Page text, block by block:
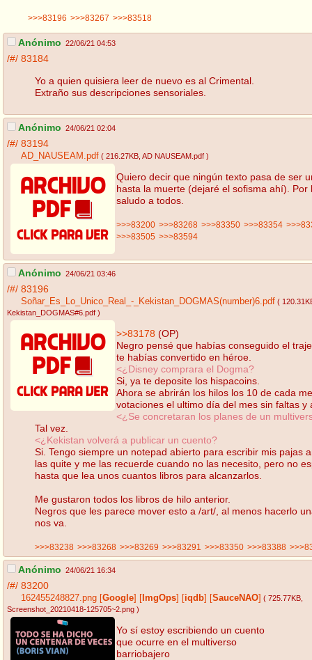
>>>83196 >>>83267 >>>83518
Anónimo 22/06/21 04:53
/#/ 83184
Yo a quien quisiera leer de nuevo es al Crimental.
Extraño sus descripciones sensoriales.
Anónimo 24/06/21 02:04
/#/ 83194
AD_NAUSEAM.pdf ( 216.27KB , AD NAUSEAM.pdf )
Quiero decir que ningún texto pasa de ser
hasta la muerte (dejaré el sofisma ahí). Por
saludo a todos.
>>>83200 >>>83268 >>>83350 >>>83354
>>>83505 >>>83594
Anónimo 24/06/21 03:46
/#/ 83196
Soñar_Es_Lo_Unico_Real_-_Kekistan_DOGMAS(number)6.pdf (
Kekistan_DOGMAS#6.pdf )
>>83178 (OP)
Negro pensé que habías conseguido el
te habías convertido en héroe.
<¿Disney comprara el Dogma?
Si, ya te deposite los hispacoins.
Ahora se abrirán los hilos los 10 de cada
votaciones el ultimo día del mes sin faltas y
<¿Se concretaran los planes de un
Tal vez.
<¿Kekistan volverá a publicar un cuento?
Si. Tengo siempre un notepad abierto para escribir mis pajas
las quite y me las recuerde cuando no las necesito, pero no
hasta que lea unos cuantos libros para alcanzarlos.
Me gustaron todos los libros de hilo anterior.
Negros que les parece mover esto a /art/, al menos hacerlo
nos va.
>>>83238 >>>83268 >>>83269 >>>83291 >>>83350 >>>83388
Anónimo 24/06/21 16:34
/#/ 83200
162455248827.png Google ImgOps iqdb SauceNAO ( 725.77KB
Screenshot_20210418-125705~2.png )
Yo sí estoy escribiendo un cuento
que ocurre en el multiverso
barriobajero